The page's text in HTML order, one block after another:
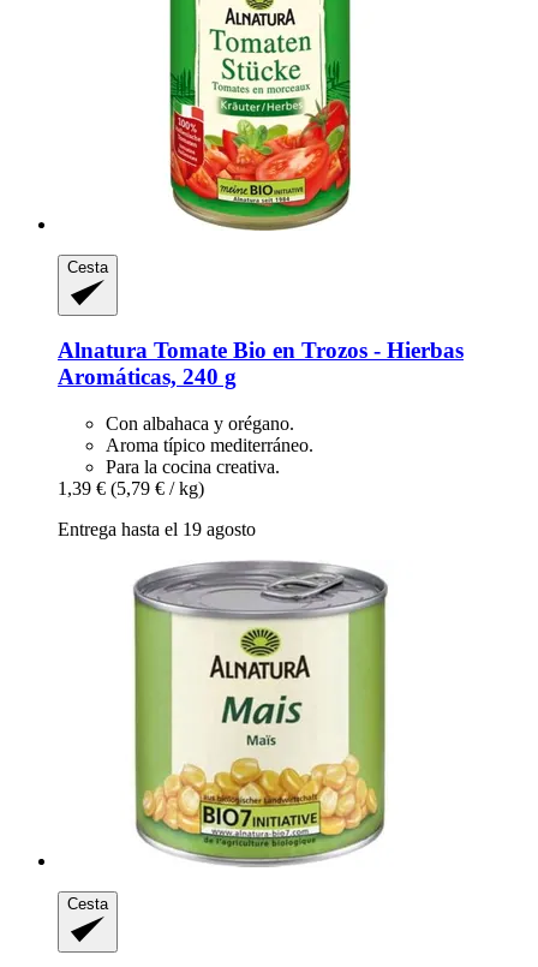
Cesta
Alnatura Tomate Bio en Trozos -​ Hierbas
Aromáticas, 240 g
Con albahaca y orégano.
Aroma típico mediterráneo.
Para la cocina creativa.
1,39 € (5,79 € / kg)
Entrega hasta el 19 agosto
Cesta